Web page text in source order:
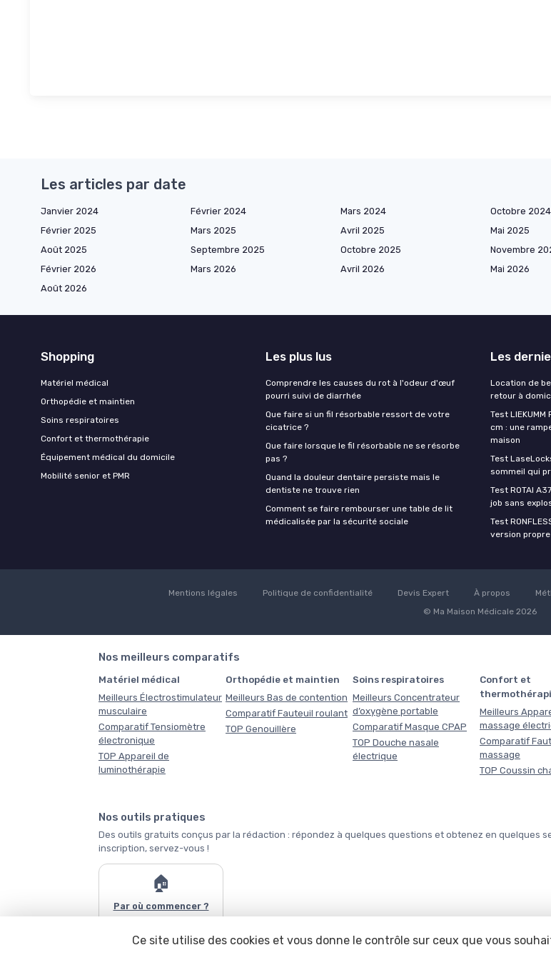
Les articles par date
Janvier 2024 Février 2024 Mars 2024 Octobre 2024
Février 2025
Mars 2025 Avril 2025 Mai 2025
Août 2025
Septembre 2025 Octobre 2025 Novembre
Février 2026
Mars 2026 Avril 2026 Mai 2026
Août 2026
Shopping
Matériel médical
Orthopédie et maintien
Soins respiratoires
Confort et thermothérapie
Équipement médical du domicile
Mobilité senior et PMR
Les plus lus
Comprendre les causes du rot à l'odeur d'œuf
pourri suivi de diarrhée
Que faire si un fil résorbable ressort de votre
cicatrice ?
Que faire lorsque le fil résorbable ne se résorbe
pas ?
Quand la douleur dentaire persiste mais le
dentiste ne trouve rien
Comment se faire rembourser une table de lit
médicalisée par la sécurité sociale
Les
Location de
retour à
Test
cm : une
maison
Test
sommeil qui
Test ROTAI
job sans
Test
version
Mentions légales Politique de confidentialité Devis Expert À propos
© Ma Maison Médicale 2026
Nos meilleurs comparatifs
Matériel médical
Meilleurs Électrostimulateur
musculaire
Comparatif Tensiomètre
électronique
TOP Appareil de
luminothérapie
Orthopédie et maintien
Meilleurs Bas de contention
Comparatif Fauteuil roulant
TOP Genouillère
Soins respiratoires
Meilleurs Concentrateur
d’oxygène portable
Comparatif Masque CPAP
TOP Douche nasale
électrique
Confort et
Meilleurs
massage
Comparatif
massage
TOP Coussin
Nos outils pratiques
Des outils gratuits conçus par la rédaction : répondez à quelques questions et obtenez en quelques
inscription, servez-vous !
🏠
Par où commencer ?
Tous les outils →
Ce site utilise des cookies et vous donne le contrôle sur ceux que vous